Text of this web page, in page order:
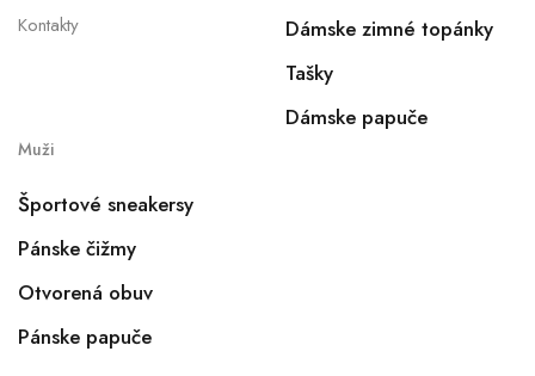
Kontakty
Dámske zimné topánky
Tašky
Dámske papuče
Muži
Športové sneakersy
Pánske čižmy
Otvorená obuv
Pánske papuče